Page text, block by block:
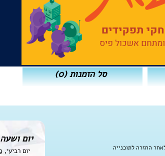
סל הזמנות(0)
יום ושעה
יום רביעי, 26/9, 10:00 - 12:00 החזרה לתוכנייה